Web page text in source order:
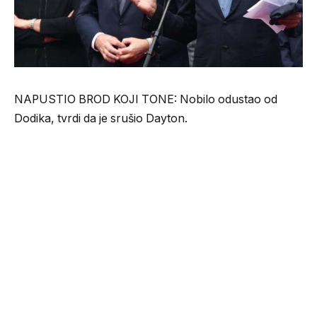
NAPUSTIO BROD KOJI TONE: Nobilo odustao od
Dodika, tvrdi da je srušio Dayton.